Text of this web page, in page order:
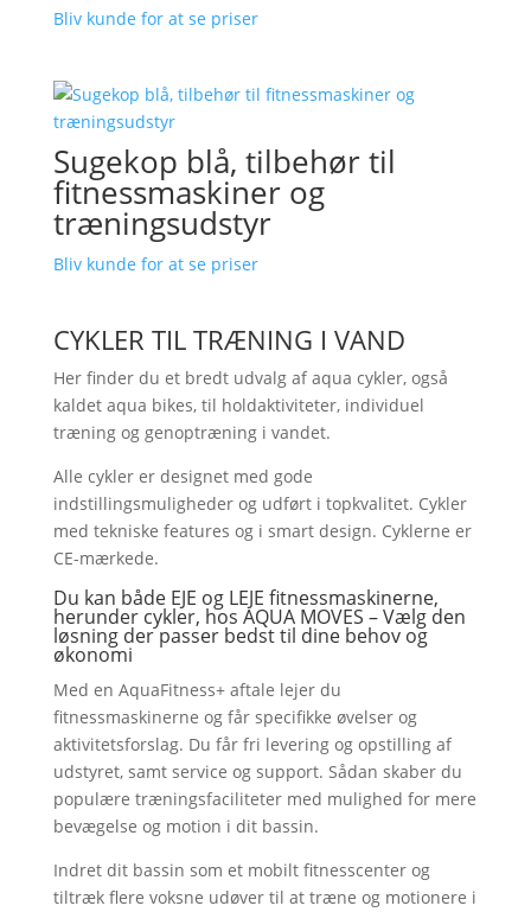
Bliv kunde for at se priser
Sugekop blå, tilbehør til
fitnessmaskiner og
træningsudstyr
Bliv kunde for at se priser
CYKLER TIL TRÆNING I VAND
Her finder du et bredt udvalg af aqua cykler, også
kaldet aqua bikes, til holdaktiviteter, individuel
træning og genoptræning i vandet.
Alle cykler er designet med gode
indstillingsmuligheder og udført i topkvalitet. Cykler
med tekniske features og i smart design. Cyklerne er
CE-mærkede.
Du kan både EJE og LEJE fitnessmaskinerne,
herunder cykler, hos AQUA MOVES – Vælg den
løsning der passer bedst til dine behov og
økonomi
Med en AquaFitness+ aftale lejer du
fitnessmaskinerne og får specifikke øvelser og
aktivitetsforslag. Du får fri levering og opstilling af
udstyret, samt service og support. Sådan skaber du
populære træningsfaciliteter med mulighed for mere
bevægelse og motion i dit bassin.
Indret dit bassin som et mobilt fitnesscenter og
tiltræk flere voksne udøver til at træne og motionere i